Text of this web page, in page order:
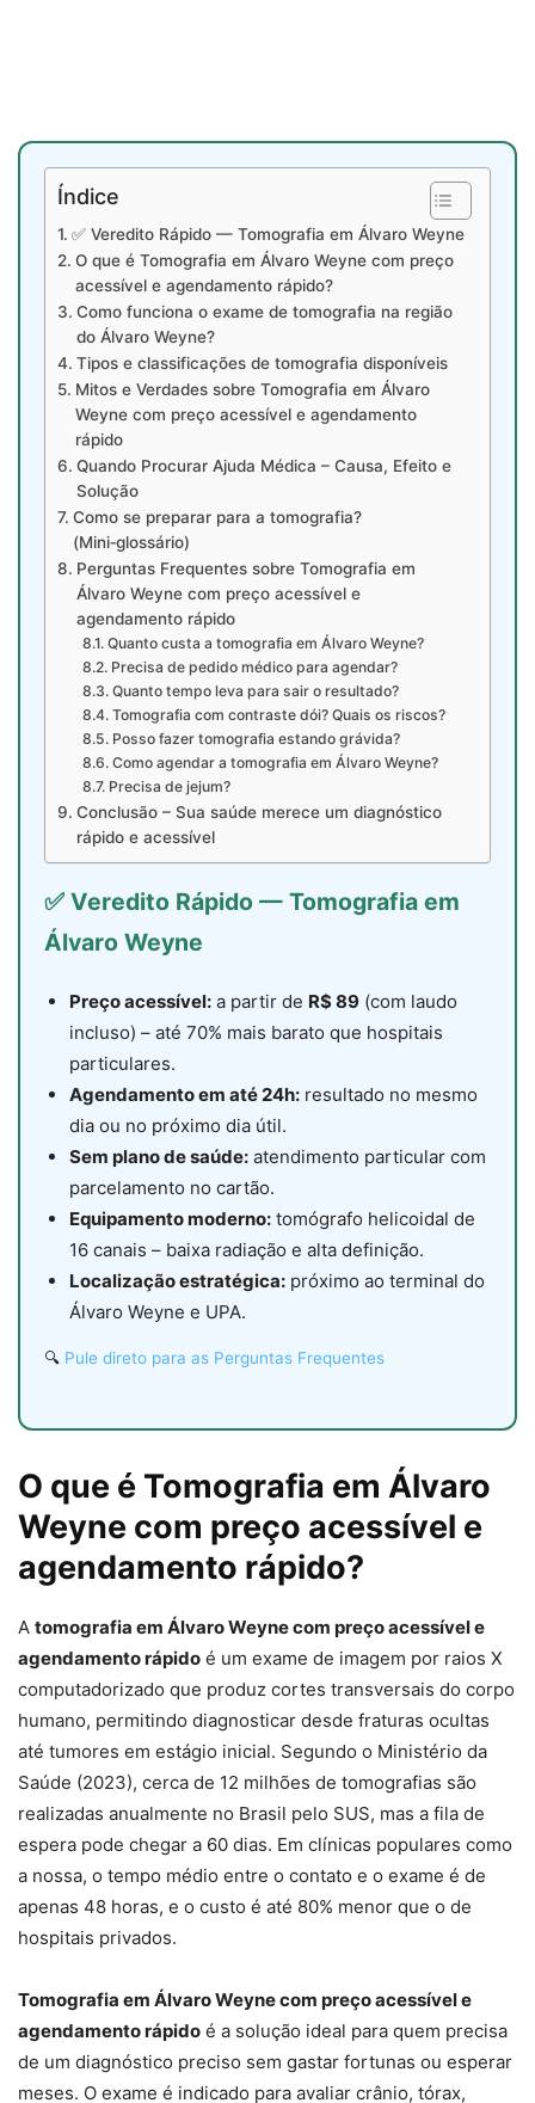
Índice
✅ Veredito Rápido — Tomografia em Álvaro Weyne
O que é Tomografia em Álvaro Weyne com preço
acessível e agendamento rápido?
Como funciona o exame de tomografia na região
do Álvaro Weyne?
Tipos e classificações de tomografia disponíveis
Mitos e Verdades sobre Tomografia em Álvaro
Weyne com preço acessível e agendamento
rápido
Quando Procurar Ajuda Médica – Causa, Efeito e
Solução
Como se preparar para a tomografia?
(Mini‑glossário)
Perguntas Frequentes sobre Tomografia em
Álvaro Weyne com preço acessível e
agendamento rápido
Quanto custa a tomografia em Álvaro Weyne?
Precisa de pedido médico para agendar?
Quanto tempo leva para sair o resultado?
Tomografia com contraste dói? Quais os riscos?
Posso fazer tomografia estando grávida?
Como agendar a tomografia em Álvaro Weyne?
Precisa de jejum?
Conclusão – Sua saúde merece um diagnóstico
rápido e acessível
✅ Veredito Rápido — Tomografia em
Álvaro Weyne
Preço acessível: a partir de R$ 89 (com laudo
incluso) – até 70% mais barato que hospitais
particulares.
Agendamento em até 24h: resultado no mesmo
dia ou no próximo dia útil.
Sem plano de saúde: atendimento particular com
parcelamento no cartão.
Equipamento moderno: tomógrafo helicoidal de
16 canais – baixa radiação e alta definição.
Localização estratégica: próximo ao terminal do
Álvaro Weyne e UPA.
🔍 Pule direto para as Perguntas Frequentes
O que é Tomografia em Álvaro
Weyne com preço acessível e
agendamento rápido?
A tomografia em Álvaro Weyne com preço acessível e
agendamento rápido é um exame de imagem por raios X
computadorizado que produz cortes transversais do corpo
humano, permitindo diagnosticar desde fraturas ocultas
até tumores em estágio inicial. Segundo o Ministério da
Saúde (2023), cerca de 12 milhões de tomografias são
realizadas anualmente no Brasil pelo SUS, mas a fila de
espera pode chegar a 60 dias. Em clínicas populares como
a nossa, o tempo médio entre o contato e o exame é de
apenas 48 horas, e o custo é até 80% menor que o de
hospitais privados.
Tomografia em Álvaro Weyne com preço acessível e
agendamento rápido é a solução ideal para quem precisa
de um diagnóstico preciso sem gastar fortunas ou esperar
meses. O exame é indicado para avaliar crânio, tórax,